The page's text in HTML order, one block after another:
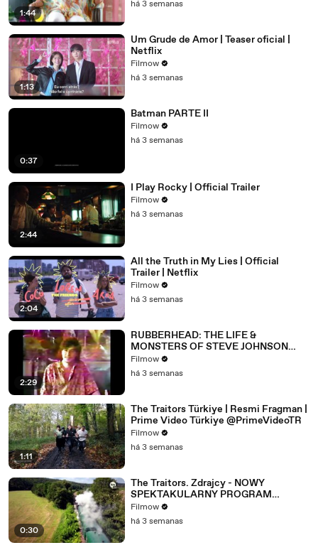
1:44
há 3 semanas
1:13
Um Grude de Amor | Teaser oficial |
Netflix
Filmow
há 3 semanas
0:37
Batman PARTE II
Filmow
há 3 semanas
2:44
I Play Rocky | Official Trailer
Filmow
há 3 semanas
2:04
All the Truth in My Lies | Official
Trailer | Netflix
Filmow
há 3 semanas
2:29
RUBBERHEAD: THE LIFE &
MONSTERS OF STEVE JOHNSON
(2026) 4K
Filmow
há 3 semanas
1:11
The Traitors Türkiye | Resmi Fragman |
Prime Video Türkiye @PrimeVideoTR
Filmow
há 3 semanas
0:30
The Traitors. Zdrajcy - NOWY
SPEKTAKULARNY PROGRAM
WKRÓTCE W TVN! 🔥
Filmow
há 3 semanas